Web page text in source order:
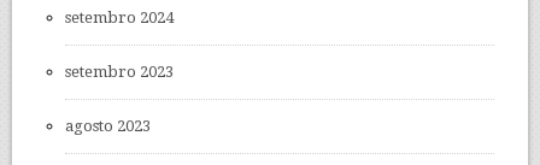
setembro 2024
setembro 2023
agosto 2023